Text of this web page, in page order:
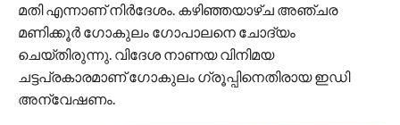
മതി എന്നാണ് നിർദേശം. കഴി‍ഞ്ഞയാഴ്ച അഞ്ചര
മണിക്കൂർ ഗോകുലം ഗോപാലനെ ചോദ്യം
ചെയ്തിരുന്നു. വിദേശ നാണയ വിനിമയ
ചട്ടപ്രകാരമാണ് ഗോകുലം ഗ്രൂപ്പിനെതിരായ ഇഡി
അന്വേഷണം.